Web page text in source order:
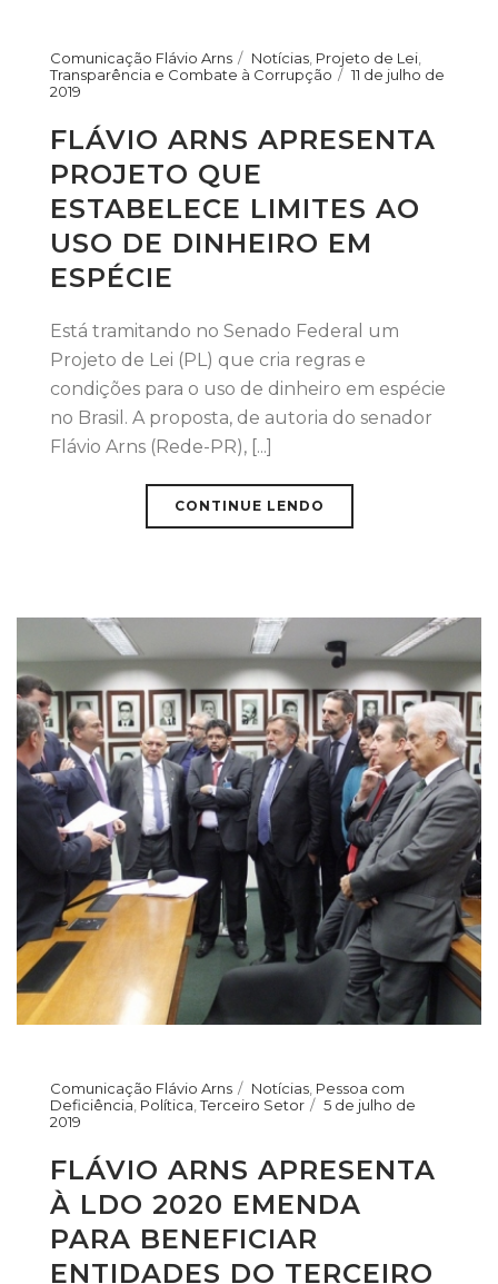
Comunicação Flávio Arns Notícias Projeto de Lei
Transparência e Combate à Corrupção
11 de julho de
2019
FLÁVIO ARNS APRESENTA
PROJETO QUE
ESTABELECE LIMITES AO
USO DE DINHEIRO EM
ESPÉCIE
Está tramitando no Senado Federal um
Projeto de Lei (PL) que cria regras e
condições para o uso de dinheiro em espécie
no Brasil. A proposta, de autoria do senador
Flávio Arns (Rede-PR), [...]
CONTINUE LENDO
Comunicação Flávio Arns Notícias Pessoa com
Deficiência Política ,Terceiro Setor
5 de julho de
2019
FLÁVIO ARNS APRESENTA
À LDO 2020 EMENDA
PARA BENEFICIAR
ENTIDADES DO TERCEIRO